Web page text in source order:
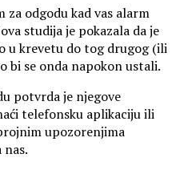
za odgodu kad vas alarm
studija je pokazala da je
u krevetu do tog drugog (ili
bi se onda napokon ustali.
potvrda je njegove
telefonsku aplikaciju ili
upozorenjima
nas.